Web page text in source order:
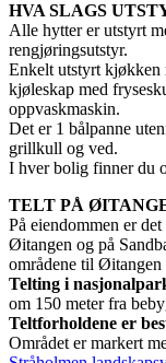
HVA SLAGS
Alle hytter er utstyrt
rengjøringsutstyr.
Enkelt utstyrt kjøkken
kjøleskap med
oppvaskmaskin.
Det er 1 bålpanne
grillkull og ved.
I hver bolig finner du
TELT PÅ
På eiendommen er
Øitangen og på
områdene til Øitangen
Telting i
om 150 meter fra
Teltforholdene er
Området er markert